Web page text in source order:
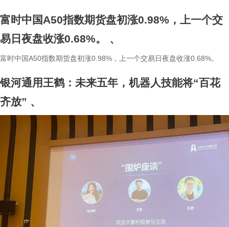
富时中国A50指数期货盘初涨0.98%，上一个交
易日夜盘收涨0.68%。
、
富时中国A50指数期货盘初涨0.98%，上一个交易日夜盘收涨0.68%。
银河通用王鹤：未来五年，机器人技能将“百花
齐放” 、